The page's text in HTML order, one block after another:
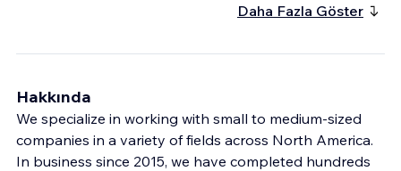
Daha Fazla Göster
Hakkında
We specialize in working with small to medium-sized
companies in a variety of fields across North America.
In business since 2015, we have completed hundreds